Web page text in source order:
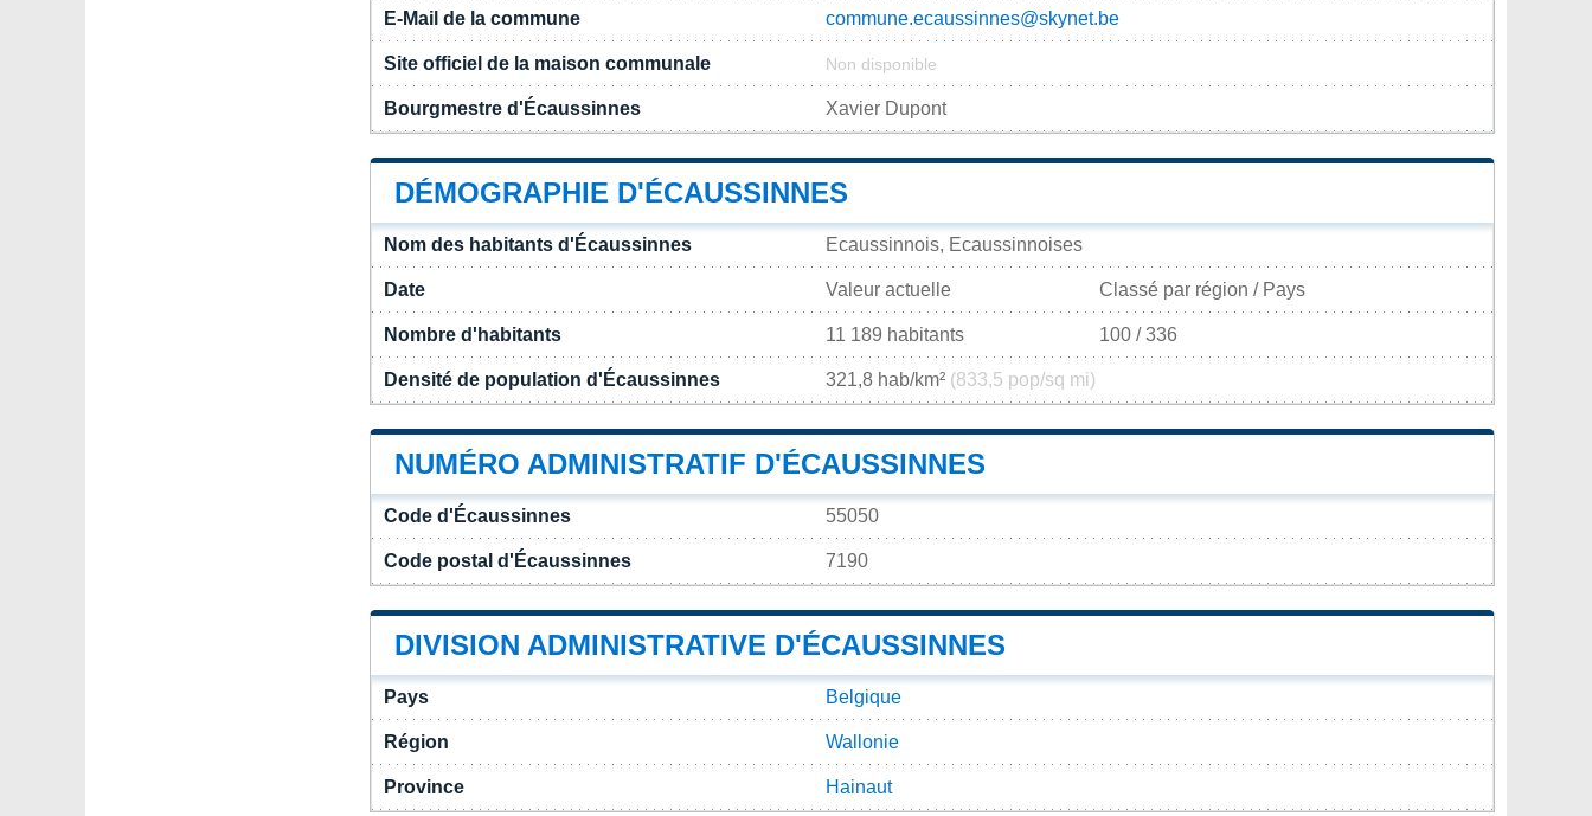
E-Mail de la commune commune.ecaussinnes@skynet.be
Site officiel de la maison communale Non disponible
Bourgmestre d'Écaussinnes Xavier Dupont
DÉMOGRAPHIE D'ÉCAUSSINNES
Nom des habitants d'Écaussinnes Ecaussinnois, Ecaussinnoises
Date Valeur actuelle Classé par région / Pays
Nombre d'habitants 11 189 habitants 100 / 336
Densité de population d'Écaussinnes 321,8 hab/km² (833,5 pop/sq mi)
NUMÉRO ADMINISTRATIF D'ÉCAUSSINNES
Code d'Écaussinnes 55050
Code postal d'Écaussinnes 7190
DIVISION ADMINISTRATIVE D'ÉCAUSSINNES
Pays Belgique
Région Wallonie
Province Hainaut